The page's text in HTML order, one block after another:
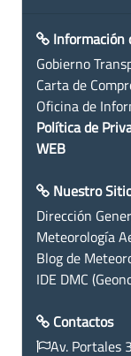
Información
Gobierno
Carta de
Oficina de
Política de
WEB
Nuestro
Dirección
Meteorología
Blog de
IDE DMC
Contactos
Av. Portales